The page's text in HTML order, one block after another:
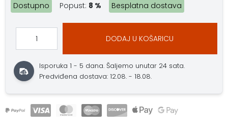
Dostupno Popust: 8 % Besplatna dostava
DODAJ U KOŠARICU
Isporuka 1 - 5 dana.Šaljemo unutar 24 sata.
Predviđena dostava: 12.08. - 18.08.